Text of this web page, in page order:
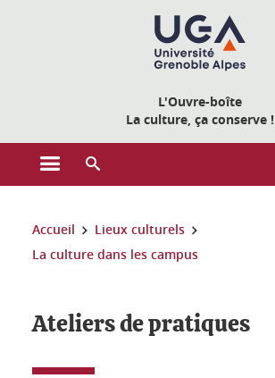
L'Ouvre-boîte
La culture, ça conserve !
Ouvrir le menu principal
Vous êtes ici :
Accueil
Lieux culturels
La culture dans les campus
Ateliers de pratiques